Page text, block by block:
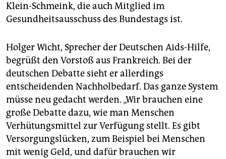
Klein-Schmeink, die auch Mitglied im
Gesundheitsausschuss des Bundestags ist.
Holger Wicht, Sprecher der Deutschen Aids-Hilfe,
begrüßt den Vorstoß aus Frankreich. Bei der
deutschen Debatte sieht er allerdings
entscheidenden Nachholbedarf. Das ganze System
müsse neu gedacht werden. „Wir brauchen eine
große Debatte dazu, wie man Menschen
Verhütungsmittel zur Verfügung stellt. Es gibt
Versorgungslücken, zum Beispiel bei Menschen
mit wenig Geld, und dafür brauchen wir